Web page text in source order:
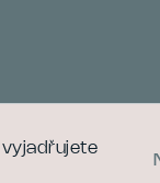
. Všechna práva